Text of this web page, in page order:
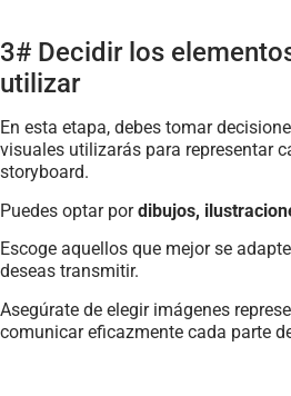
3# Decidir los
utilizar
En esta etapa, debes tomar
visuales utilizarás para representar
storyboard.
Puedes optar pordibujos,
Escoge aquellos que mejor se
deseas transmitir.
Asegúrate de elegir imágenes
comunicar eficazmente cada parte